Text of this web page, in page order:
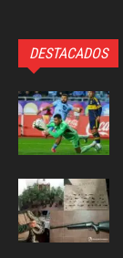
DESTACADOS